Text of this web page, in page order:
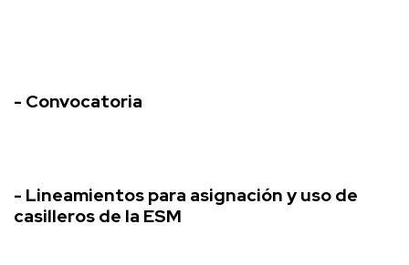
- Convocatoria
- Lineamientos para asignación y uso de
casilleros de la ESM